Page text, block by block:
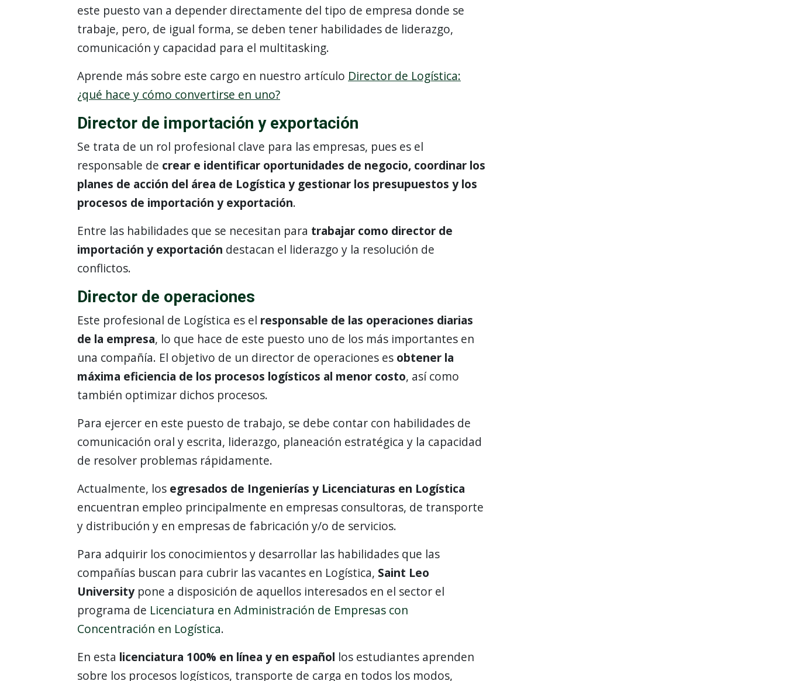
este puesto van a depender directamente del tipo de empresa donde se
trabaje, pero, de igual forma, se deben tener habilidades de liderazgo,
comunicación y capacidad para el multitasking.
Aprende más sobre este cargo en nuestro artículo Director de Logística:
¿qué hace y cómo convertirse en uno?
Director de importación y exportación
Se trata de un rol profesional clave para las empresas, pues es el
responsable de crear e identificar oportunidades de negocio, coordinar los
planes de acción del área de Logística y gestionar los presupuestos y los
procesos de importación y exportación.
Entre las habilidades que se necesitan para trabajar como director de
importación y exportación destacan el liderazgo y la resolución de
conflictos.
Director de operaciones
Este profesional de Logística es el responsable de las operaciones diarias
de la empresa, lo que hace de este puesto uno de los más importantes en
una compañía. El objetivo de un director de operaciones es obtener la
máxima eficiencia de los procesos logísticos al menor costo, así como
también optimizar dichos procesos.
Para ejercer en este puesto de trabajo, se debe contar con habilidades de
comunicación oral y escrita, liderazgo, planeación estratégica y la capacidad
de resolver problemas rápidamente.
Actualmente, los egresados de Ingenierías y Licenciaturas en Logística
encuentran empleo principalmente en empresas consultoras, de transporte
y distribución y en empresas de fabricación y/o de servicios.
Para adquirir los conocimientos y desarrollar las habilidades que las
compañías buscan para cubrir las vacantes en Logística, Saint Leo
University pone a disposición de aquellos interesados en el sector el
programa de Licenciatura en Administración de Empresas con
Concentración en Logística.
En esta licenciatura 100% en línea y en español los estudiantes aprenden
sobre los procesos logísticos, transporte de carga en todos los modos,